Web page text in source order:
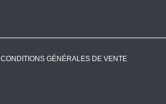
CONDITIONS GÉNÉRALES DE VENTE